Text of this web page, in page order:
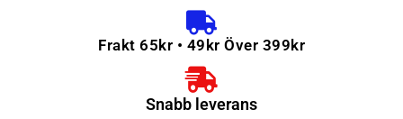
Frakt 65kr • 49kr Över 399kr
Snabb leverans